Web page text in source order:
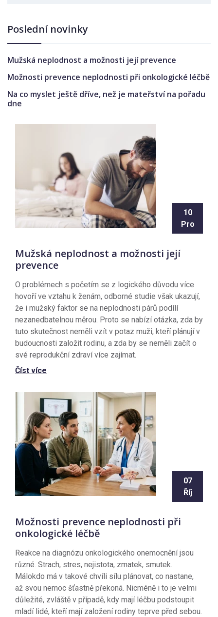
Poslední novinky
Mužská neplodnost a možnosti její prevence
Možnosti prevence neplodnosti při onkologické léčbě
Na co myslet ještě dříve, než je mateřství na pořadu
dne
10
Pro
Mužská neplodnost a možnosti její
prevence
O problémech s početím se z logického důvodu více
hovoří ve vztahu k ženám, odborné studie však ukazují,
že i mužský faktor se na neplodnosti párů podílí
nezanedbatelnou měrou. Proto se nabízí otázka, zda by
tuto skutečnost neměli vzít v potaz muži, kteří plánují v
budoucnosti založit rodinu, a zda by se neměli začít o
své reprodukční zdraví více zajímat.
Číst více
07
Říj
Možnosti prevence neplodnosti při
onkologické léčbě
Reakce na diagnózu onkologického onemocnění jsou
různé. Strach, stres, nejistota, zmatek, smutek.
Málokdo má v takové chvíli sílu plánovat, co nastane,
až svou nemoc šťastně překoná. Nicméně i to je velmi
důležité, zvláště v případě, kdy mají léčbu podstoupit
mladí lidé, kteří mají založení rodiny teprve před sebou.